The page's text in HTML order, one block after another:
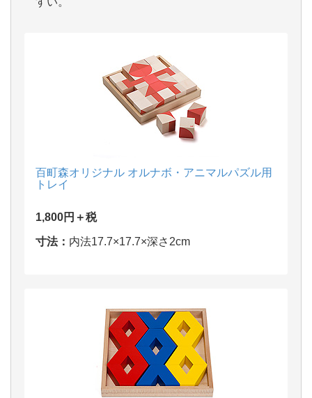
百町森オリジナル オルナボ・アニマルパズル用
トレイ
1,800円＋税
寸法： 内法17.7×17.7×深さ2cm